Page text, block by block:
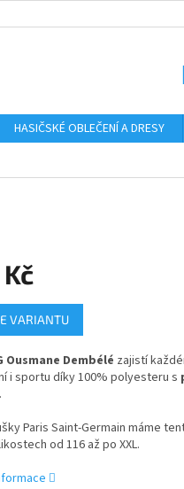
HASIČSKÉ OBLEČENÍ A DRESY
VARIANTU
Ousmane Dembélé zajistí
i sportu díky 100% polyesteru s
.
Paris Saint-Germain máme
od 116 až po XXL.